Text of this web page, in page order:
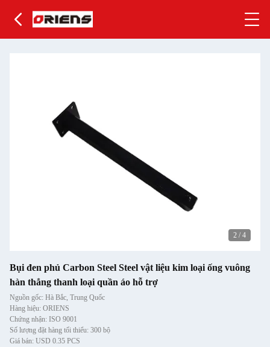
2 / 4
Bụi đen phủ Carbon Steel Steel vật liệu kim loại ống vuông
hàn thẳng thanh loại quần áo hỗ trợ
Nguồn gốc: Hà Bắc, Trung Quốc
Hàng hiệu: ORIENS
Chứng nhận: ISO 9001
Số lượng đặt hàng tối thiểu: 300 bộ
Giá bán: USD 0.35 PCS